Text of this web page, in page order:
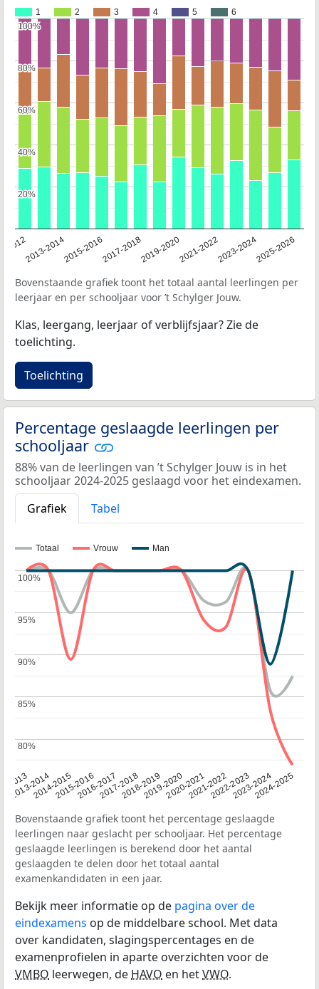
1 2 3 4 5 6
20122013-20142015-20162017-20182019-20202021-20222023-20242025-2026
20%
20%
40%
40%
60%
60%
80%
80%
100%
100%
Bovenstaande grafiek toont het totaal aantal leerlingen per
leerjaar en per schooljaar voor ’t Schylger Jouw.
Klas, leergang, leerjaar of verblijfsjaar? Zie de
toelichting.
Toelichting
Percentage geslaagde leerlingen per
schooljaar
88% van de leerlingen van ’t Schylger Jouw is in het
schooljaar 2024-2025 geslaagd voor het eindexamen.
Grafiek
Tabel
Totaal Vrouw Man
2013
2013-2014
2014-20152015-20162016-20172017-20182018-20192019-20202020-20212021-20222022-20232023-20242024-2025
80%
80%
85%
85%
90%
90%
95%
95%
100%
100%
Bovenstaande grafiek toont het percentage geslaagde
leerlingen naar geslacht per schooljaar. Het percentage
geslaagde leerlingen is berekend door het aantal
geslaagden te delen door het totaal aantal
examenkandidaten in een jaar.
Bekijk meer informatie op de pagina over de
eindexamens op de middelbare school. Met data
over kandidaten, slagingspercentages en de
examenprofielen in aparte overzichten voor de
VMBO leerwegen, de HAVO en hetVWO.